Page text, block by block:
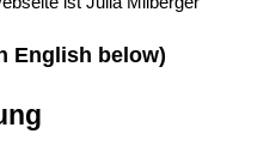
English below)